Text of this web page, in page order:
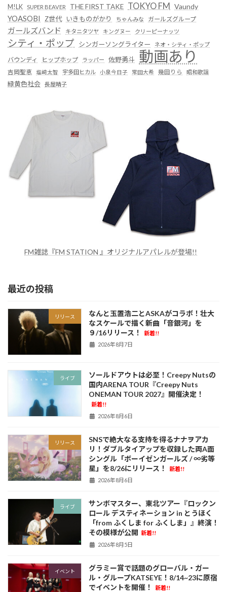
M!LK
SUPER BEAVER THE FIRST TAKE TOKYO FM Vaundy
YOASOBI Z世代 いきものがかり ちゃんみな ガールズグループ
ガールズバンド キタニタツヤ キングヌー クリーピーナッツ
シティ・ポップ シンガーソングライター ネオ・シティ・ポップ
バウンディ ヒップホップ ラッパー 佐野勇斗 動画あり
吉岡聖恵 塩﨑太智 宇多田ヒカル 小泉今日子 常田大希 幾田りら 昭和歌謡
緑黄色社会 長屋晴子
FM雑誌『FM STATION 』オリジナルアパレルが登場!!
最近の投稿
リリース
なんと玉置浩二とASKAがコラボ！壮大
なスケールで描く新曲「音銀河」を
９/16リリース！
新着!!
2026年8月7日
ライブ
ソールドアウトは必至！Creepy Nutsの
国内ARENA TOUR『Creepy Nuts
ONEMAN TOUR 2027』開催決定！
新着!!
2026年8月6日
リリース
SNSで絶大なる支持を得るナナヲアカ
リ！ダブルタイアップを収録した両A面
シングル「ボーイゼンガールズ / ∞劣等
星」を8/26にリリース！
新着!!
2026年8月6日
ライブ
サンボマスター、東北ツアー『ロックン
ロール デスティネーション in とうほく
「from ふくしま for ふくしま」』終演！
その模様が公開 新着!!
2026年8月5日
イベント
グラミー賞で話題のグローバル・ガー
ル・グループKATSEYE！8/14~23に原宿
でイベントを開催！
新着!!